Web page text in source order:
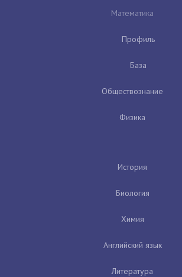
Математика
Профиль
База
Обществознание
Физика
История
Биология
Химия
Английский язык
Литература